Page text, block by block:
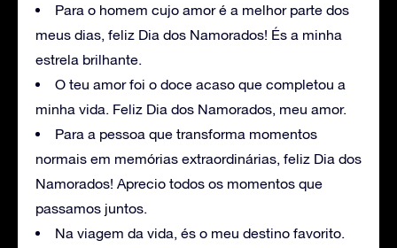
Para o homem cujo amor é a melhor parte dos
meus dias, feliz Dia dos Namorados! És a minha
estrela brilhante.
O teu amor foi o doce acaso que completou a
minha vida. Feliz Dia dos Namorados, meu amor.
Para a pessoa que transforma momentos
normais em memórias extraordinárias, feliz Dia dos
Namorados! Aprecio todos os momentos que
passamos juntos.
Na viagem da vida, és o meu destino favorito.